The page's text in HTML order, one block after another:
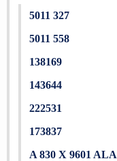
5011 327
5011 558
138169
143644
222531
173837
A 830 X 9601 ALA